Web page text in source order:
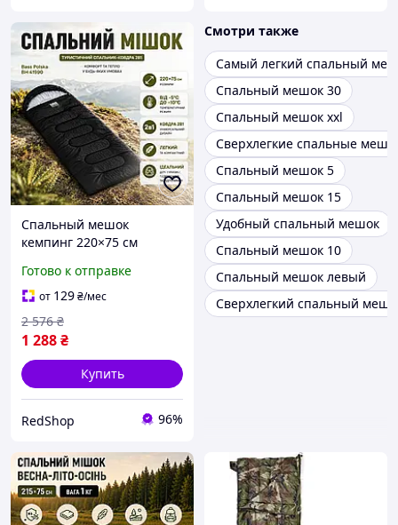
Спальный мешок
кемпинг 220×75 см
палатки 2в1 компактный
спальный мешок от -5°C
до -10°C мешок для
отдыха
Готово к отправке
от 129₴/мес
1 288₴
2 576 ₴
Купить
RedShop 96%
Смотри также
Самый легкий спальный
Спальный мешок 30
Спальный мешок xxl
Сверхлегкие спальные
Спальный мешок 5
Спальный мешок 15
Удобный спальный мешок
Спальный мешок 10
Спальный мешок левый
Сверхлегкий спальный